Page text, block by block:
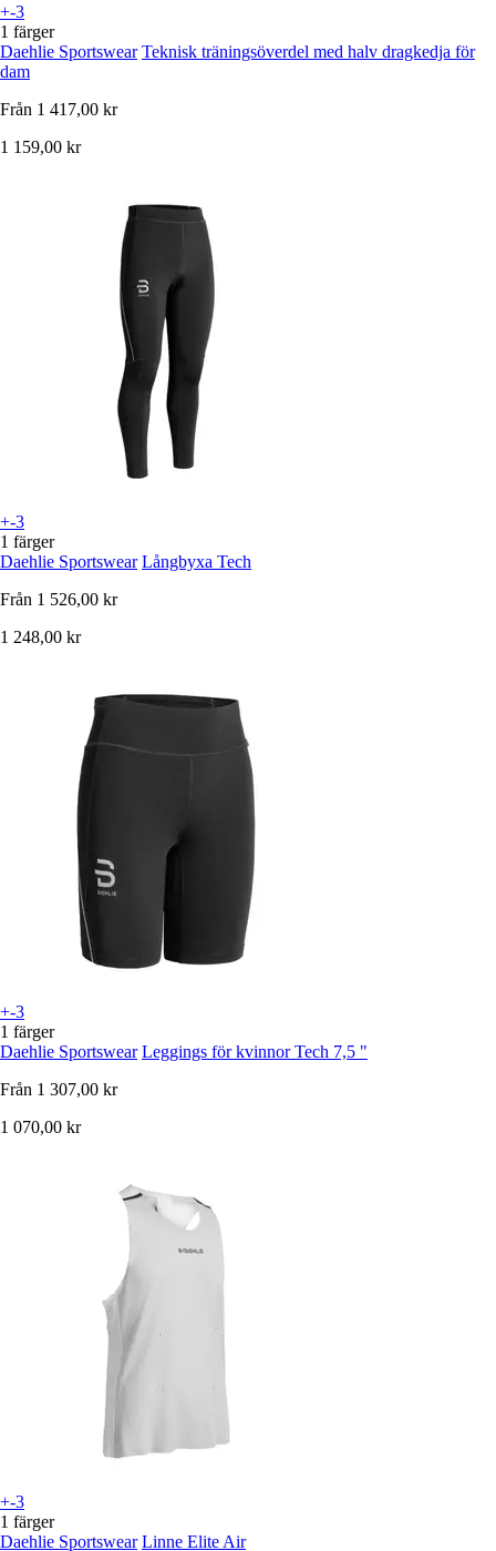
+-3
1 färger
Daehlie Sportswear Teknisk träningsöverdel med halv dragkedja för
dam
Från 1 417,00 kr
1 159,00 kr
+-3
1 färger
Daehlie Sportswear Långbyxa Tech
Från 1 526,00 kr
1 248,00 kr
+-3
1 färger
Daehlie Sportswear Leggings för kvinnor Tech 7,5 "
Från 1 307,00 kr
1 070,00 kr
+-3
1 färger
Daehlie Sportswear Linne Elite Air